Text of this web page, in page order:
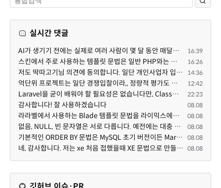
실시간 댓글
AI가 생기기 전에는 실제로 여러 사람이 몇 달 동안 매달려야 하는 프로젝트였는데... 이제는 한두 명이 쳐... 16:39
스킨에서 주로 사용하는 템플릿 문법은 일반 PHP와는 다른 고유의 문법이라고 부를 만한 여지가 있습니다. ... 16:26
저도 딱따고기님 의견에 동의합니다. 일단 개인사업자 입장에서 억단위 프로젝트를 진행하면 요구사항도 빡... 14:36
억단위 프로젝트는 일단 경쟁입찰이라,, 정량적 평가도 중요합니다. 그래서 많은 고급인력을 보유할수록 유... 12:42
Laravel을 굳이 배워야 할 필요성은 없습니다만, Class기반의 객체 지향 프로그래밍과, PSR-4라는 Composer... 22:23
감사합니다! 잘 사용하겠습니다 08.08
라라벨에서 사용하는 Blade 템플릿 문법을 라이믹스에서도 일부분 도입하였는데, 양쪽의 템플릿 매뉴얼 분량... 08.08
없음, NULL, 빈 문자열은 서로 다릅니다. 예전에는 대충 써도 서로 통용되었지만, 그것 때문에 버그나 보안... 08.08
기본적인 ORDER BY 문법은 MySQL 초기 버전이든 MariaDB 최신 버전이든 차이가 없습니다. 라이믹스 게시판에... 08.08
네, 감사합니다. 저는 xe 처음 접했을때 XE 문법으로 만들었다고 해서 xe코드들이 php와 전혀 다른것 같이 ... 08.08